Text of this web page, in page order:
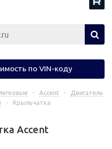
по VIN-коду
- Accent -
Двигатель
- Крыльчатка
Accent